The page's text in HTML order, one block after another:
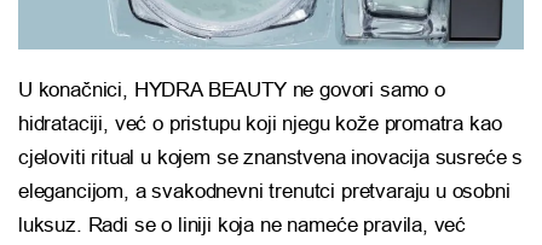
U konačnici, HYDRA BEAUTY ne govori samo o
hidrataciji, već o pristupu koji njegu kože promatra kao
cjeloviti ritual u kojem se znanstvena inovacija susreće s
elegancijom, a svakodnevni trenutci pretvaraju u osobni
luksuz. Radi se o liniji koja ne nameće pravila, već